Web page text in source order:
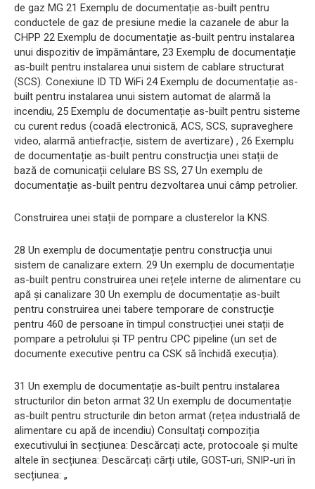
de gaz MG 21 Exemplu de documentație as-built pentru
conductele de gaz de presiune medie la cazanele de abur la
CHPP 22 Exemplu de documentație as-built pentru instalarea
unui dispozitiv de împământare, 23 Exemplu de documentație
as-built pentru instalarea unui sistem de cablare structurat
(SCS). Conexiune ID TD WiFi 24 Exemplu de documentație as-
built pentru instalarea unui sistem automat de alarmă la
incendiu, 25 Exemplu de documentație as-built pentru sisteme
cu curent redus (coadă electronică, ACS, SCS, supraveghere
video, alarmă antiefracție, sistem de avertizare) , 26 Exemplu
de documentație as-built pentru construcția unei stații de
bază de comunicații celulare BS SS, 27 Un exemplu de
documentație as-built pentru dezvoltarea unui câmp petrolier.
Construirea unei stații de pompare a clusterelor la KNS.
28 Un exemplu de documentație pentru construcția unui
sistem de canalizare extern. 29 Un exemplu de documentație
as-built pentru construirea unei rețele interne de alimentare cu
apă și canalizare 30 Un exemplu de documentație as-built
pentru construirea unei tabere temporare de construcție
pentru 460 de persoane în timpul construcției unei stații de
pompare a petrolului și TP pentru CPC pipeline (un set de
documente executive pentru ca CSK să închidă execuția).
31 Un exemplu de documentație as-built pentru instalarea
structurilor din beton armat 32 Un exemplu de documentație
as-built pentru structurile din beton armat (rețea industrială de
alimentare cu apă de incendiu) Consultați compoziția
executivului în secțiunea: Descărcați acte, protocoale și multe
altele în secțiunea: Descărcați cărți utile, GOST-uri, SNIP-uri în
secțiunea: „